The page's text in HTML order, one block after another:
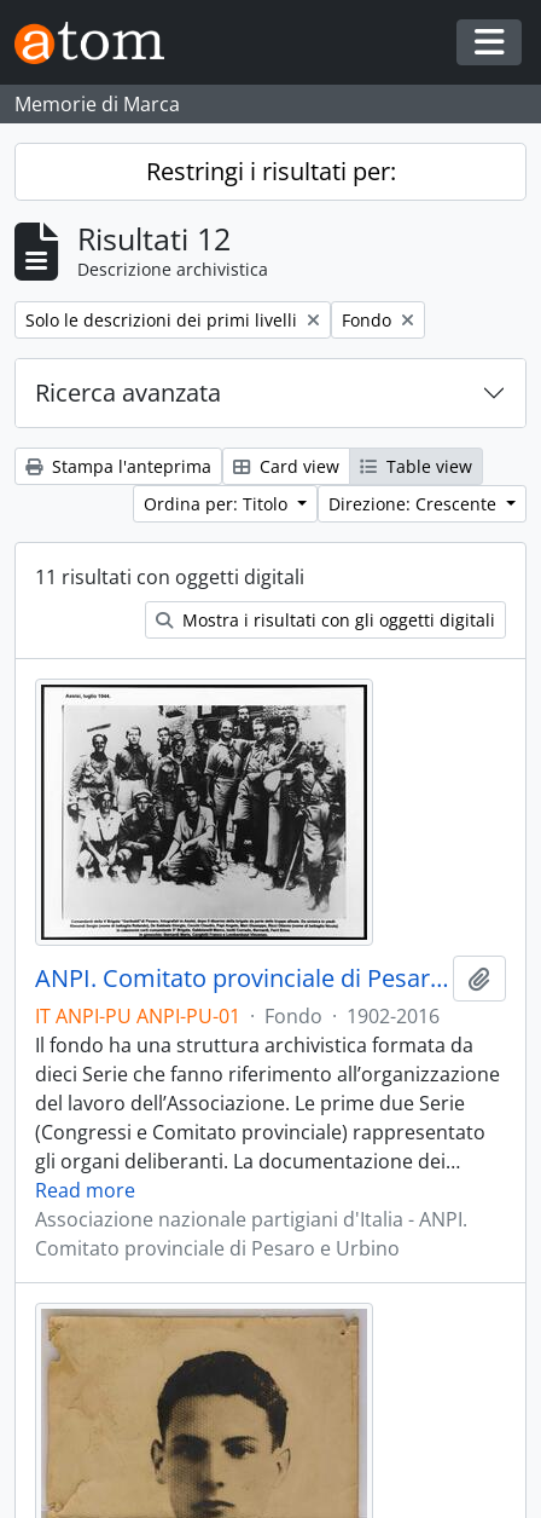
Skip to main content
Memorie di Marca
Restringi i risultati per:
Risultati 12
Descrizione archivistica
Remove filter:
Solo le descrizioni dei primi livelli Remove filter:
Fondo
Ricerca avanzata
Stampa l'anteprima Card view
Table view
Ordina per: Titolo
Direzione: Crescente
11 risultati con oggetti digitali
Mostra i risultati con gli oggetti digitali
ANPI. Comitato provinciale di Pesaro e Urbino - 1944-2016 con docc. originali e in copia 1850-1882; 1902-1943
IT ANPI-PU ANPI-PU-01 · Fondo · 1902-2016
Il fondo ha una struttura archivistica formata da
dieci Serie che fanno riferimento all’organizzazione
del lavoro dell’Associazione. Le prime due Serie
(Congressi e Comitato provinciale) rappresentato
gli organi deliberanti. La documentazione dei…
Read more
Associazione nazionale partigiani d'Italia - ANPI.
Comitato provinciale di Pesaro e Urbino